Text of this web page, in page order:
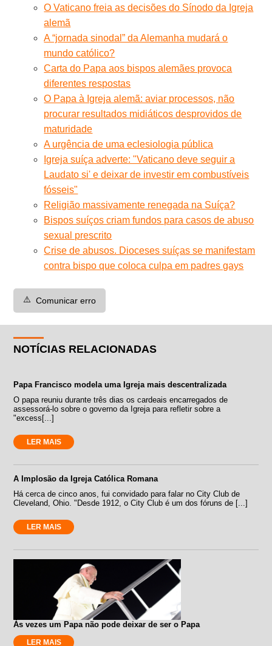
O Vaticano freia as decisões do Sínodo da Igreja
alemã
A “jornada sinodal” da Alemanha mudará o
mundo católico?
Carta do Papa aos bispos alemães provoca
diferentes respostas
O Papa à Igreja alemã: aviar processos, não
procurar resultados midiáticos desprovidos de
maturidade
A urgência de uma eclesiologia pública
Igreja suíça adverte: "Vaticano deve seguir a
Laudato si' e deixar de investir em combustíveis
fósseis"
Religião massivamente renegada na Suíça?
Bispos suíços criam fundos para casos de abuso
sexual prescrito
Crise de abusos. Dioceses suíças se manifestam
contra bispo que coloca culpa em padres gays
⚠️ Comunicar erro
NOTÍCIAS RELACIONADAS
Papa Francisco modela uma Igreja mais descentralizada
O papa reuniu durante três dias os cardeais encarregados de
assessorá-lo sobre o governo da Igreja para refletir sobre a
"excess[...]
LER MAIS
A Implosão da Igreja Católica Romana
Há cerca de cinco anos, fui convidado para falar no City Club de
Cleveland, Ohio. "Desde 1912, o City Club é um dos fóruns de [...]
LER MAIS
Às vezes um Papa não pode deixar de ser o Papa
LER MAIS